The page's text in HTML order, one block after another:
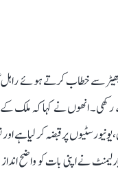
سے خطاب کرتے ہوئے راہل
انھوں نے کہا کہ ملک
پر قبضہ کر لیا ہے اور
نے اپنی بات کو واضح